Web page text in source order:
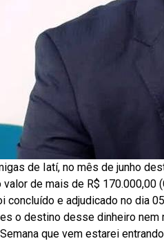
de Iatí, no mês de junho
valor de mais de R$
concluído e adjudicado no dia
o destino desse dinheiro nem
que vem estarei